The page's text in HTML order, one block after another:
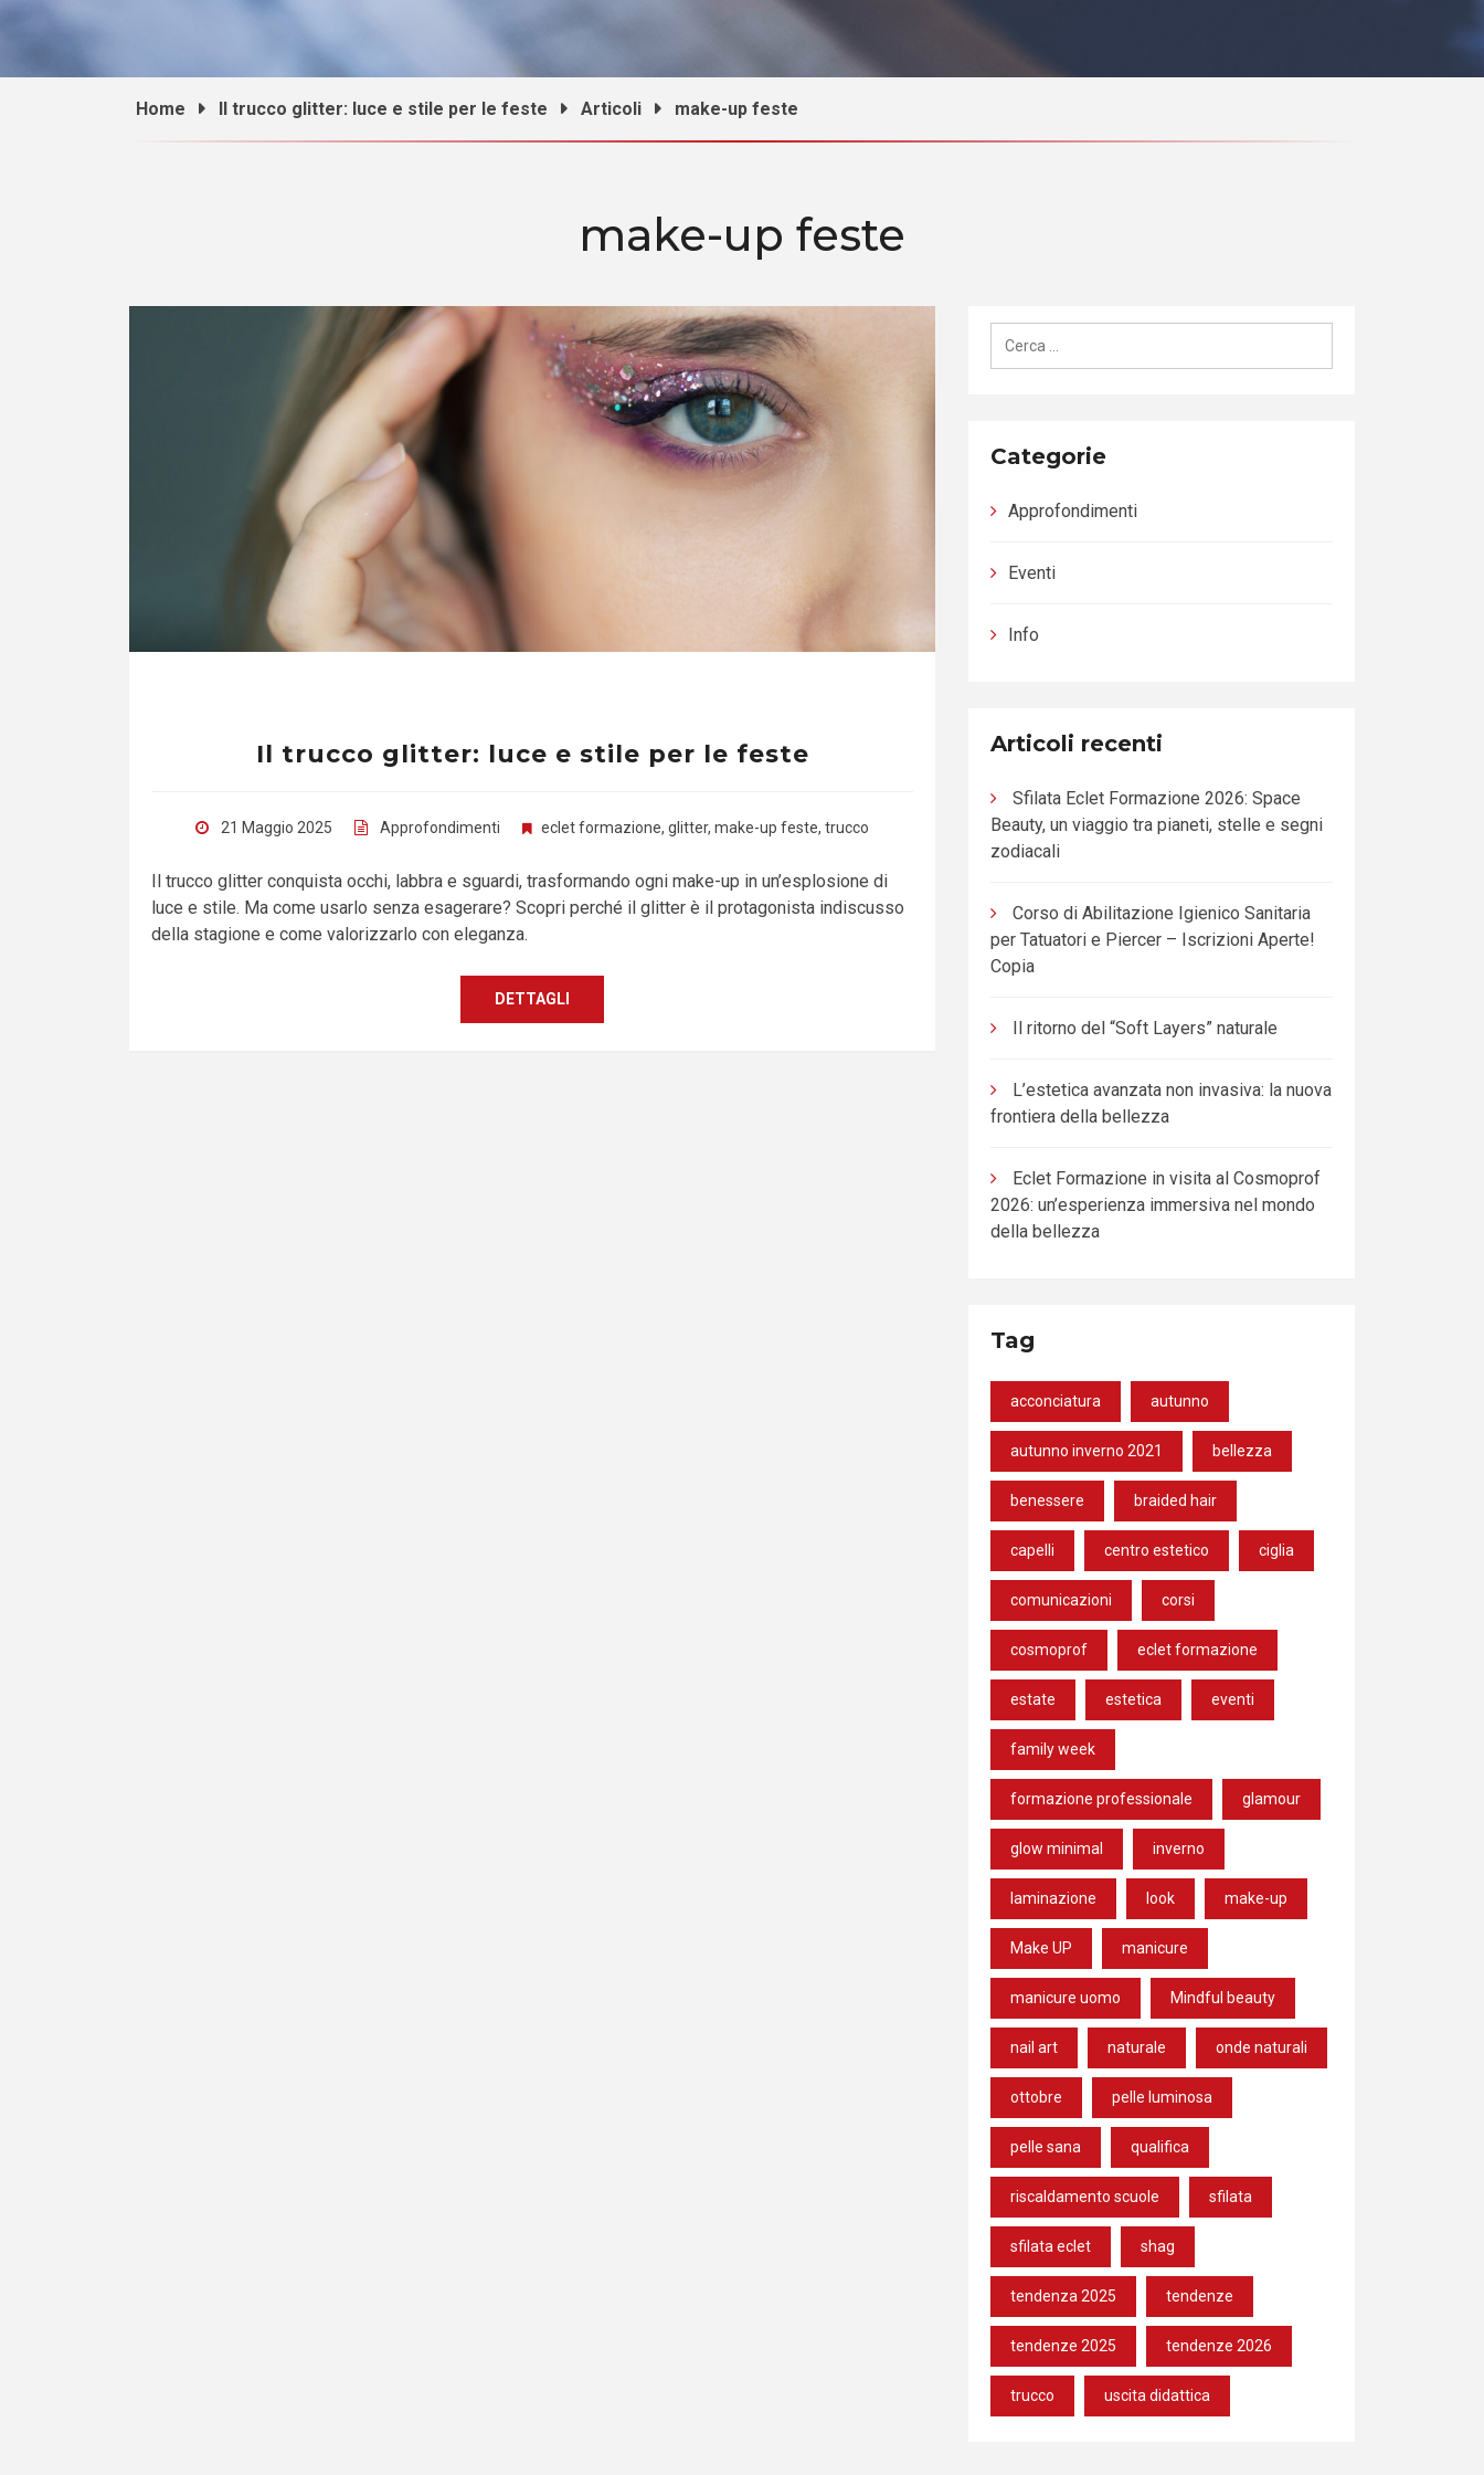
Home Il trucco glitter: luce e stile per le feste Articoli make-up feste
make-up feste
Il trucco glitter: luce e stile per le feste
21 Maggio 2025 Approfondimenti eclet formazione, glitter, make-up feste, trucco
Il trucco glitter conquista occhi, labbra e sguardi, trasformando ogni make-up in un’esplosione di
luce e stile. Ma come usarlo senza esagerare? Scopri perché il glitter è il protagonista indiscusso
della stagione e come valorizzarlo con eleganza.
DETTAGLI
Ricerca
Categorie
Approfondimenti
Eventi
Info
Articoli recenti
Sfilata Eclet Formazione 2026: Space
Beauty, un viaggio tra pianeti, stelle e segni
zodiacali
Corso di Abilitazione Igienico Sanitaria
per Tatuatori e Piercer – Iscrizioni Aperte!
Copia
Il ritorno del “Soft Layers” naturale
L’estetica avanzata non invasiva: la nuova
frontiera della bellezza
Eclet Formazione in visita al Cosmoprof
2026: un’esperienza immersiva nel mondo
della bellezza
Tag
acconciatura autunno
autunno inverno 2021 bellezza
benessere braided hair
capelli centro estetico ciglia
comunicazioni corsi
cosmoprof eclet formazione
estate estetica eventi
family week
formazione professionale glamour
glow minimal inverno
laminazione look make-up
Make UP manicure
manicure uomo Mindful beauty
nail art naturale onde naturali
ottobre pelle luminosa
pelle sana qualifica
riscaldamento scuole sfilata
sfilata eclet shag
tendenza 2025 tendenze
tendenze 2025 tendenze 2026
trucco uscita didattica